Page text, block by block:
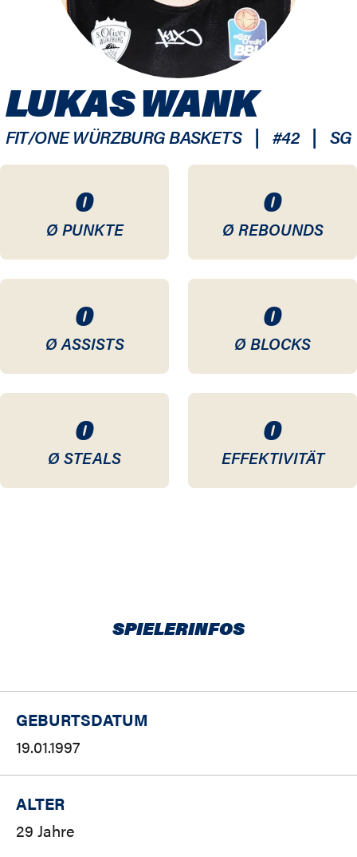
0
Ø PUNKTE
0
Ø REBOUNDS
0
Ø ASSISTS
0
Ø BLOCKS
0
Ø STEALS
0
EFFEKTIVITÄT
LUKAS WANK
FIT/ONE WÜRZBURG BASKETS | #42 | SG
SPIELERINFOS
GEBURTSDATUM
19.01.1997
ALTER
29 Jahre